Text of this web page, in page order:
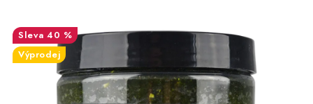
Bižuterie
Nástrahy a krmení
40 %
Výprodej